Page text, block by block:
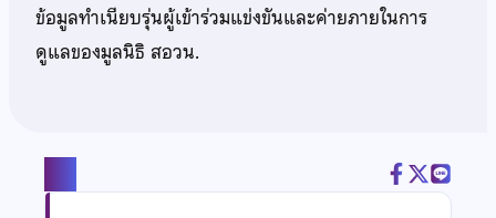
ข้อมูลทำเนียบรุ่นผู้เข้าร่วมแข่งขันและค่ายภายในการ
ดูแลของมูลนิธิ สอวน.